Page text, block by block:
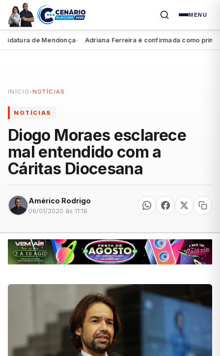
MENU
de Mendonça● Adriana Ferreira é confirmada como primeira
INÍCIO › NOTÍCIAS
NOTÍCIAS
Diogo Moraes esclarece
mal entendido com a
Cáritas Diocesana
Américo Rodrigo
09/01/2020 às 11:19